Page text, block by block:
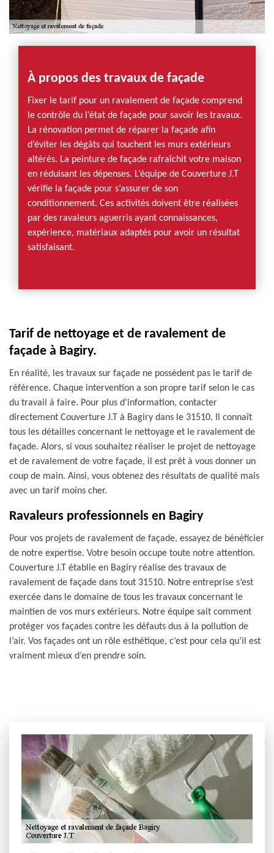
À propos des travaux de façade
Fixer le tarif pour un ravalement de façade comprend
le contrôle du l’état de façade pour savoir les travaux.
La rénovation permet de réparer la façade afin
d’éviter les dégâts qui touchent les murs extérieurs
altérés. La peinture de façade rafraîchit votre maison
en réduisant les dépenses. L’équipe de Couverture J.T
vérifie la façade pour s’assurer de son
conditionnement. Ces activités doivent être réalisées
par des ravaleurs aguerris ayant connaissances,
expérience, matériaux adaptés pour avoir un résultat
satisfaisant.
Tarif de nettoyage et de ravalement de
façade à Bagiry.
En réalité, les travaux sur façade ne possèdent pas le tarif de
référence. Chaque intervention a son propre tarif selon le cas
du travail à faire. Pour plus d’information, contacter
directement Couverture J.T à Bagiry dans le 31510. Il connaît
tous les détailles concernant le nettoyage et le ravalement de
façade. Alors, si vous souhaitez réaliser le projet de nettoyage
et de ravalement de votre façade, il est prêt à vous donner un
coup de main. Ainsi, vous obtenez des résultats de qualité mais
avec un tarif moins cher.
Ravaleurs professionnels en Bagiry
Pour vos projets de ravalement de façade, essayez de bénéficier
de notre expertise. Votre besoin occupe toute notre attention.
Couverture J.T établie en Bagiry réalise des travaux de
ravalement de façade dans tout 31510. Notre entreprise s’est
exercée dans le domaine de tous les travaux concernant le
maintien de vos murs extérieurs. Notre équipe sait comment
protéger vos façades contre les défauts dus à la pollution de
l’air. Vos façades ont un rôle esthétique, c’est pour cela qu’il est
vraiment mieux d’en prendre soin.